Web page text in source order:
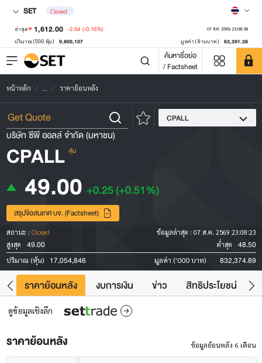
SET Closed
ล่าสุด 1,612.00 -2.64 (-0.16%) 07 ส.ค. 2569 23:08:38
ปริมาณ ('000 หุ้น) 9,800,107 มูลค่า (ล้านบาท) 63,391.38
ค้นหาชื่อย่อ
/ Factsheet
หน้าหลัก ... ราคาย้อนหลัง
CPALL
บริษัท ซีพี ออลล์ จำกัด (มหาชน)
CPALL หุ้น
49.00 +0.25(+0.51%)
สรุปข้อสนเทศ บจ. (Factsheet)
สถานะ : Closed ข้อมูลล่าสุด : 07 ส.ค. 2569 23:08:23
สูงสุด
49.00 ต่ำสุด 48.50
ปริมาณ (หุ้น) 17,054,846 มูลค่า ('000 บาท) 832,374.89
ราคาย้อนหลัง งบการเงิน ข่าว สิทธิประโยชน์
ดูข้อมูลเชิงลึก
ราคาย้อนหลัง ข้อมูลย้อนหลัง 6 เดือน